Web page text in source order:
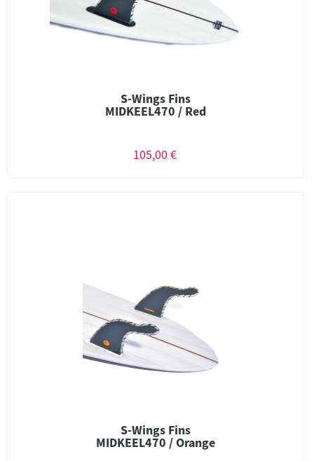
S-Wings Fins
MIDKEEL470 / Red
105,00 €
S-Wings Fins
MIDKEEL470 / Orange